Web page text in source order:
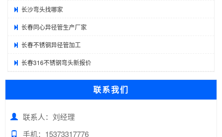
长沙弯头找哪家
长春同心异径管生产厂家
长春不锈钢异径管加工
长春316不锈钢弯头新报价
联系我们
联系人：刘经理
手机：15373317776